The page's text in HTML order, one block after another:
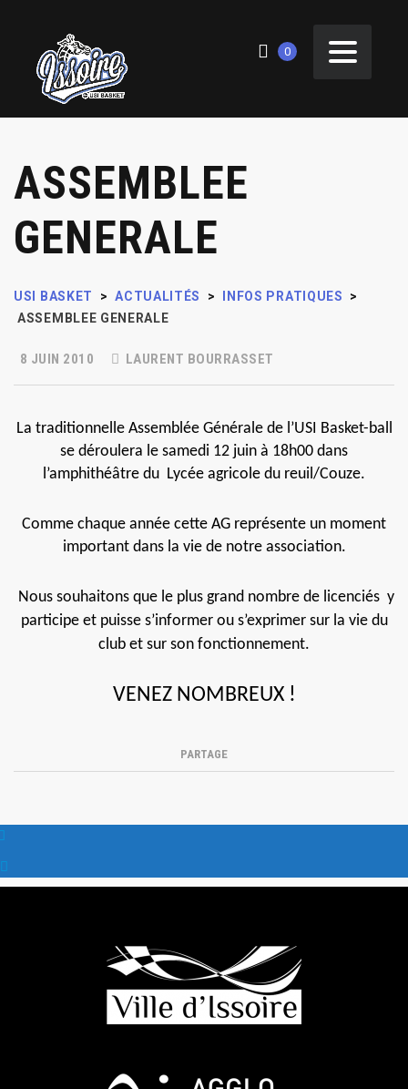
0
ASSEMBLEE
GENERALE
USI BASKET > ACTUALITÉS > INFOS PRATIQUES
>
ASSEMBLEE GENERALE
8 JUIN 2010 LAURENT BOURRASSET
La traditionnelle Assemblée Générale de l’USI Basket-ball
se déroulera le samedi 12 juin à 18h00 dans
l’amphithéâtre du Lycée agricole du reuil/Couze.
Comme chaque année cette AG représente un moment
important dans la vie de notre association.
Nous souhaitons que le plus grand nombre de licenciés y
participe et puisse s’informer ou s’exprimer sur la vie du
club et sur son fonctionnement.
VENEZ NOMBREUX !
PARTAGE